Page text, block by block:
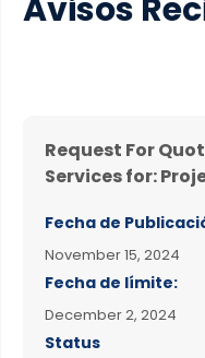
Avisos
Request For
Services for:
Fecha de
November 15, 2024
Fecha de límite:
December 2, 2024
Status